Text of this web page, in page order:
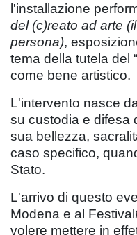
l'installazione
del (c)reato ad arte
persona),
tema della tutela del
come bene artistico.
L'intervento nasce
su custodia e difesa
sua bellezza,
caso specifico,
Stato.
L'arrivo di questo
Modena e al Festival
volere mettere in